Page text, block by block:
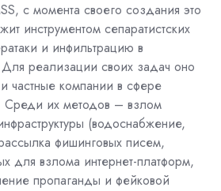
с момента своего создания это
инструментом сепаратистских
и инфильтрацию в
реализации своих задач оно
и частные компании в сфере
Среди их методов – взлом
(водоснабжение,
фишинговых писем,
для взлома интернет-платформ,
пропаганды и фейковой